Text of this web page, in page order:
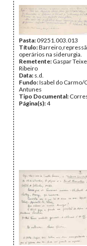
Pasta:09251.003.013
Título:
operários na siderurgia.
Remetente: Gaspar
Ribeiro
Data: s.d.
Fundo:Isabel do Carmo/
Antunes
Tipo Documental:
Página(s):4